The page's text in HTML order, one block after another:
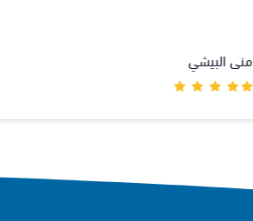
منى البيشي